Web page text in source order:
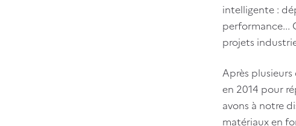
intelligente :
performance...
projets
Après
en 2014 pour
avons à notre
matériaux en